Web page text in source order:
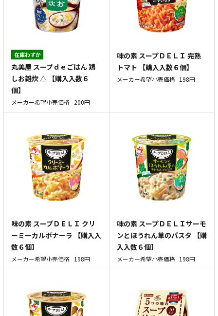
在庫わずか
丸美屋 スープｄｅごはん 鶏
しお雑炊 △ 【購入入数６
個】
メーカー希望小売価格 200円
味の素 スープＤＥＬＩ 完熟
トマト 【購入入数６個】
メーカー希望小売価格 198円
味の素 スープＤＥＬＩ クリ
ーミーカルボナーラ 【購入入
数６個】
メーカー希望小売価格 198円
味の素 スープＤＥＬＩサーモ
ンとほうれん草のパスタ 【購
入入数６個】
メーカー希望小売価格 198円